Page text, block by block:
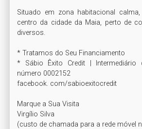
Situado em zona habitacional
centro da cidade da Maia, perto de
diversos.
* Tratamos do Seu Financiamento
* Sábio Êxito Credit |
número 0002152
facebook. com/sabioexitocredit
Marque a Sua Visita
Virgílio Silva
(custo de chamada para a rede móvel